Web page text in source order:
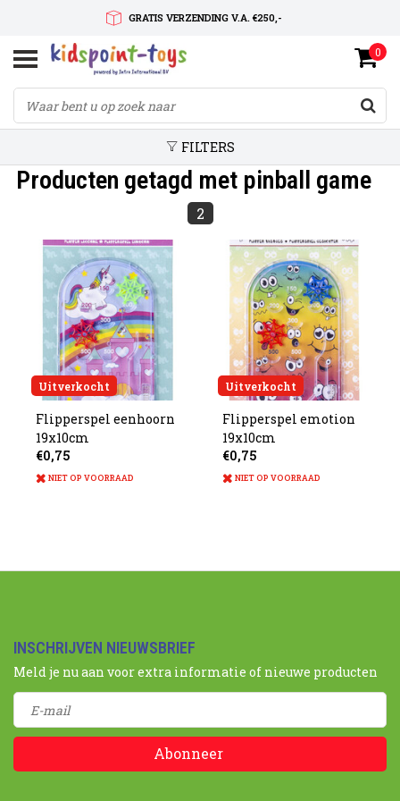
GRATIS VERZENDING V.A. €250,-
SNELLE LEVERTIJD
SERVICE OP MAAT
0
FILTERS
Producten getagd met pinball game
2
Uitverkocht
Flipperspel eenhoorn
19x10cm
€0,75
NIET OP VOORRAAD
Uitverkocht
Flipperspel emotion
19x10cm
€0,75
NIET OP VOORRAAD
INSCHRIJVEN NIEUWSBRIEF
Meld je nu aan voor extra informatie of nieuwe producten
Abonneer